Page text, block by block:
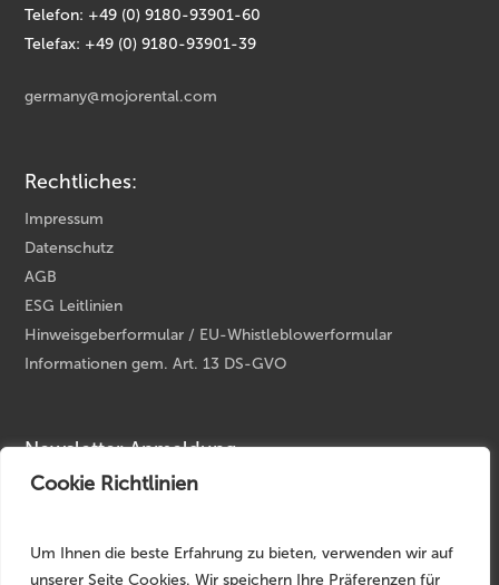
Cookie Richtlinien
Um Ihnen die beste Erfahrung zu bieten, verwenden wir auf
unserer Seite Cookies. Wir speichern Ihre Präferenzen für
Telefon: +49 (0) 9180-93901-60
Telefax: +49 (0) 9180-93901-39
germany@mojorental.com
Rechtliches:
Impressum
Datenschutz
AGB
ESG Leitlinien
Hinweisgeberformular / EU-Whistleblowerformular
Informationen gem. Art. 13 DS-GVO
Newsletter Anmeldung